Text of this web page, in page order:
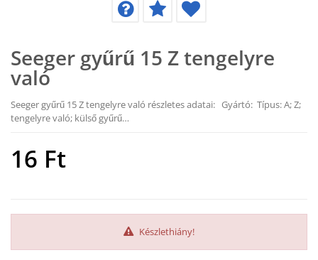
Seeger gyűrű 15 Z tengelyre
való
Seeger gyűrű 15 Z tengelyre való részletes adatai: Gyártó: Típus: A; Z;
tengelyre való; külső gyűrű…
16 Ft
Készlethiány!